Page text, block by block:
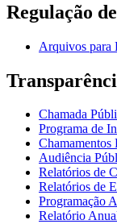
Regulação
Arquivos para
Chamada
Programa de
Chamamentos
Audiência
Relatórios de
Relatórios de
Programação
Relatório